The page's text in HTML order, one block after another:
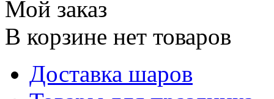
Мой заказ
В корзине нет товаров
Доставка шаров